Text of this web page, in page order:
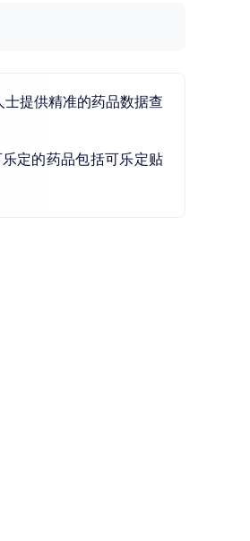
提供精准的药品数据查
定的药品包括可乐定贴